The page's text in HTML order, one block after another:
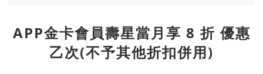
APP金卡會員壽星當月享 8 折 優惠
乙次(不予其他折扣併用)